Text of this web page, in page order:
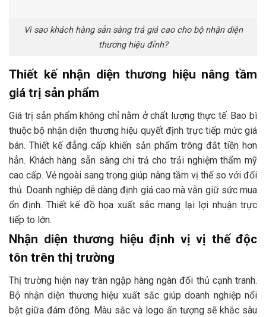
Vì sao khách hàng sẵn sàng trả giá cao cho bộ nhận diện
thương hiệu đỉnh?
Thiết kế nhận diện thương hiệu nâng tầm
giá trị sản phẩm
Giá trị sản phẩm không chỉ nằm ở chất lượng thực tế. Bao bì
thuộc bộ nhận diện thương hiệu quyết định trực tiếp mức giá
bán. Thiết kế đẳng cấp khiến sản phẩm trông đắt tiền hơn
hẳn. Khách hàng sẵn sàng chi trả cho trải nghiệm thẩm mỹ
cao cấp. Vẻ ngoài sang trọng giúp nâng tầm vị thế so với đối
thủ. Doanh nghiệp dễ dàng định giá cao mà vẫn giữ sức mua
ổn định. Thiết kế đồ họa xuất sắc mang lại lợi nhuận trực
tiếp to lớn.
Nhận diện thương hiệu định vị vị thế độc
tôn trên thị trường
Thị trường hiện nay tràn ngập hàng ngàn đối thủ cạnh tranh.
Bộ nhận diện thương hiệu xuất sắc giúp doanh nghiệp nổi
bật giữa đám đông. Màu sắc và logo ấn tượng sẽ khắc sâu